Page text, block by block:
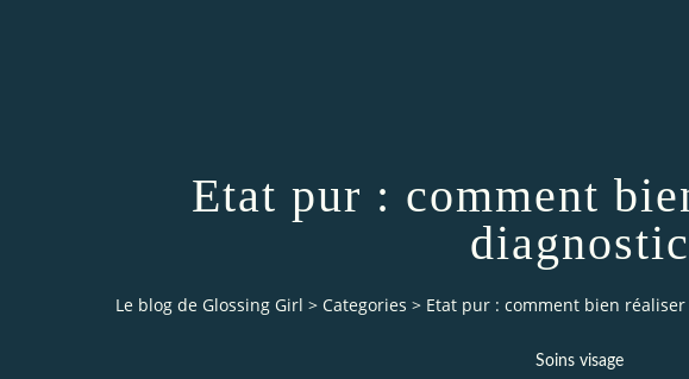
Etat pur : comment
diagnostic
Le blog de Glossing Girl > Categories > Etat pur : comment bien
Soins visage